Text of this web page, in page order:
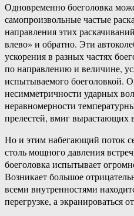
Одновременно боеголовка
самопроизвольные частые
направления этих
влево» и обратно. Эти
ускорения в разных частях
по направлению и величине,
испытываемого боеголовкой.
несимметричности ударных
неравномерности
прелестей, вмиг вырастающих
Но и этим набегающий поток
столь мощного давления
боеголовка испытывает
Возникает большое
всеми внутренностями
перегрузке, а экранироваться